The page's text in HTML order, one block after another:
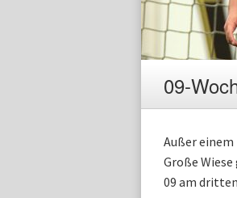
09-
Außer einem
Große
09 am